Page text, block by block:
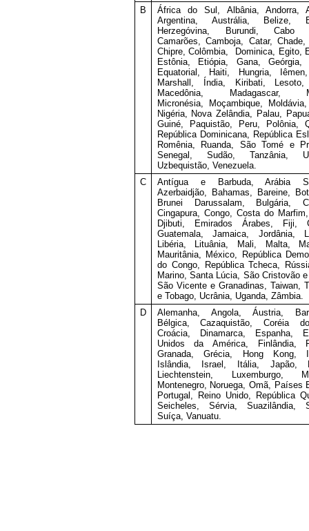
B
África do Sul, Albânia, Andorra,
Argentina, Austrália, Belize,
Herzegóvina, Burundi, Cabo
Camarões, Camboja, Catar, Chade,
Chipre, Colômbia, Dominica, Egito,
Estônia, Etiópia, Gana, Geórgia,
Equatorial, Haiti, Hungria,
Marshall, Índia, Kiribati,
Macedônia, Madagascar,
Micronésia, Moçambique,
Nigéria, Nova Zelândia, Palau,
Guiné, Paquistão, Peru, Polônia,
República Dominicana, República
Romênia, Ruanda, São Tomé e
Senegal, Sudão, Tanzânia,
Uzbequistão, Venezuela.
C
Antígua e Barbuda, Arábia
Azerbaidjão, Bahamas, Bareine,
Brunei Darussalam, Bulgária,
Cingapura, Congo, Costa do
Djibuti, Emirados Árabes, Fiji,
Guatemala, Jamaica, Jordânia,
Libéria, Lituânia, Mali, Malta,
Mauritânia, México, República
do Congo, República Tcheca,
Marino, Santa Lúcia, São Cristovão
São Vicente e Granadinas, Taiwan,
e Tobago, Ucrânia, Uganda, Zâmbia.
D
Alemanha, Angola, Áustria,
Bélgica, Cazaquistão, Coréia
Croácia, Dinamarca, Espanha,
Unidos da América, Finlândia,
Granada, Grécia, Hong Kong,
Islândia, Israel, Itália, Japão,
Liechtenstein, Luxemburgo,
Montenegro, Noruega, Omã, Países
Portugal, Reino Unido, República
Seicheles, Sérvia, Suazilândia,
Suíça, Vanuatu.